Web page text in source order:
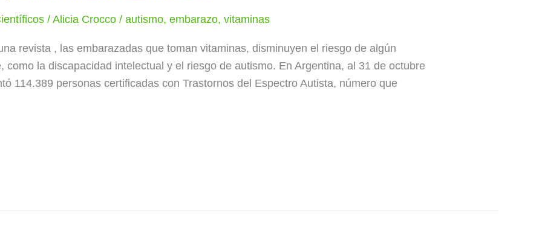
/Alicia Crocco/autismo,embarazo,vitaminas
revista , las embarazadas que toman vitaminas, disminuyen el riesgo de algún
como la discapacidad intelectual y el riesgo de autismo. En Argentina, al 31 de octubre
114.389 personas certificadas con Trastornos del Espectro Autista, número que